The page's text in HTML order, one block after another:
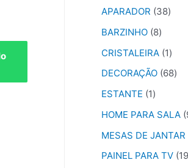
APARADOR 38
BARZINHO 8
CRISTALEIRA 1
DECORAÇÃO 68
ESTANTE 1
HOME PARA SALA
MESAS DE JANTAR
PAINEL PARA TV 19